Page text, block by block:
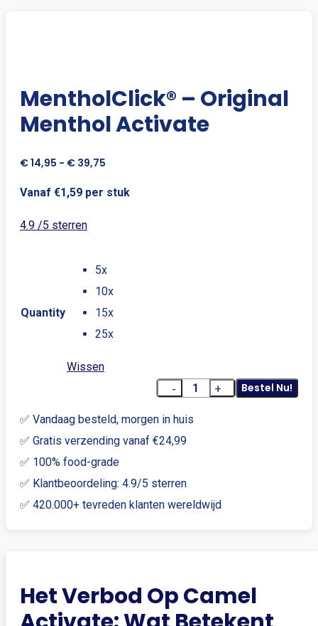
MentholClick® – Original
Menthol Activate
€14,95 - € 39,75
tot
Vanaf €1,59 per stuk
4.9 /5 sterren
Quantity
5x
10x
15x
25x
Wissen
MentholClick®
Bestel Nu!
✅ Vandaag besteld, morgen in huis
✅ Gratis verzending vanaf €24,99
✅ 100% food-grade
✅ Klantbeoordeling: 4.9/5 sterren
✅ 420.000+ tevreden klanten wereldwijd
Het Verbod Op Camel